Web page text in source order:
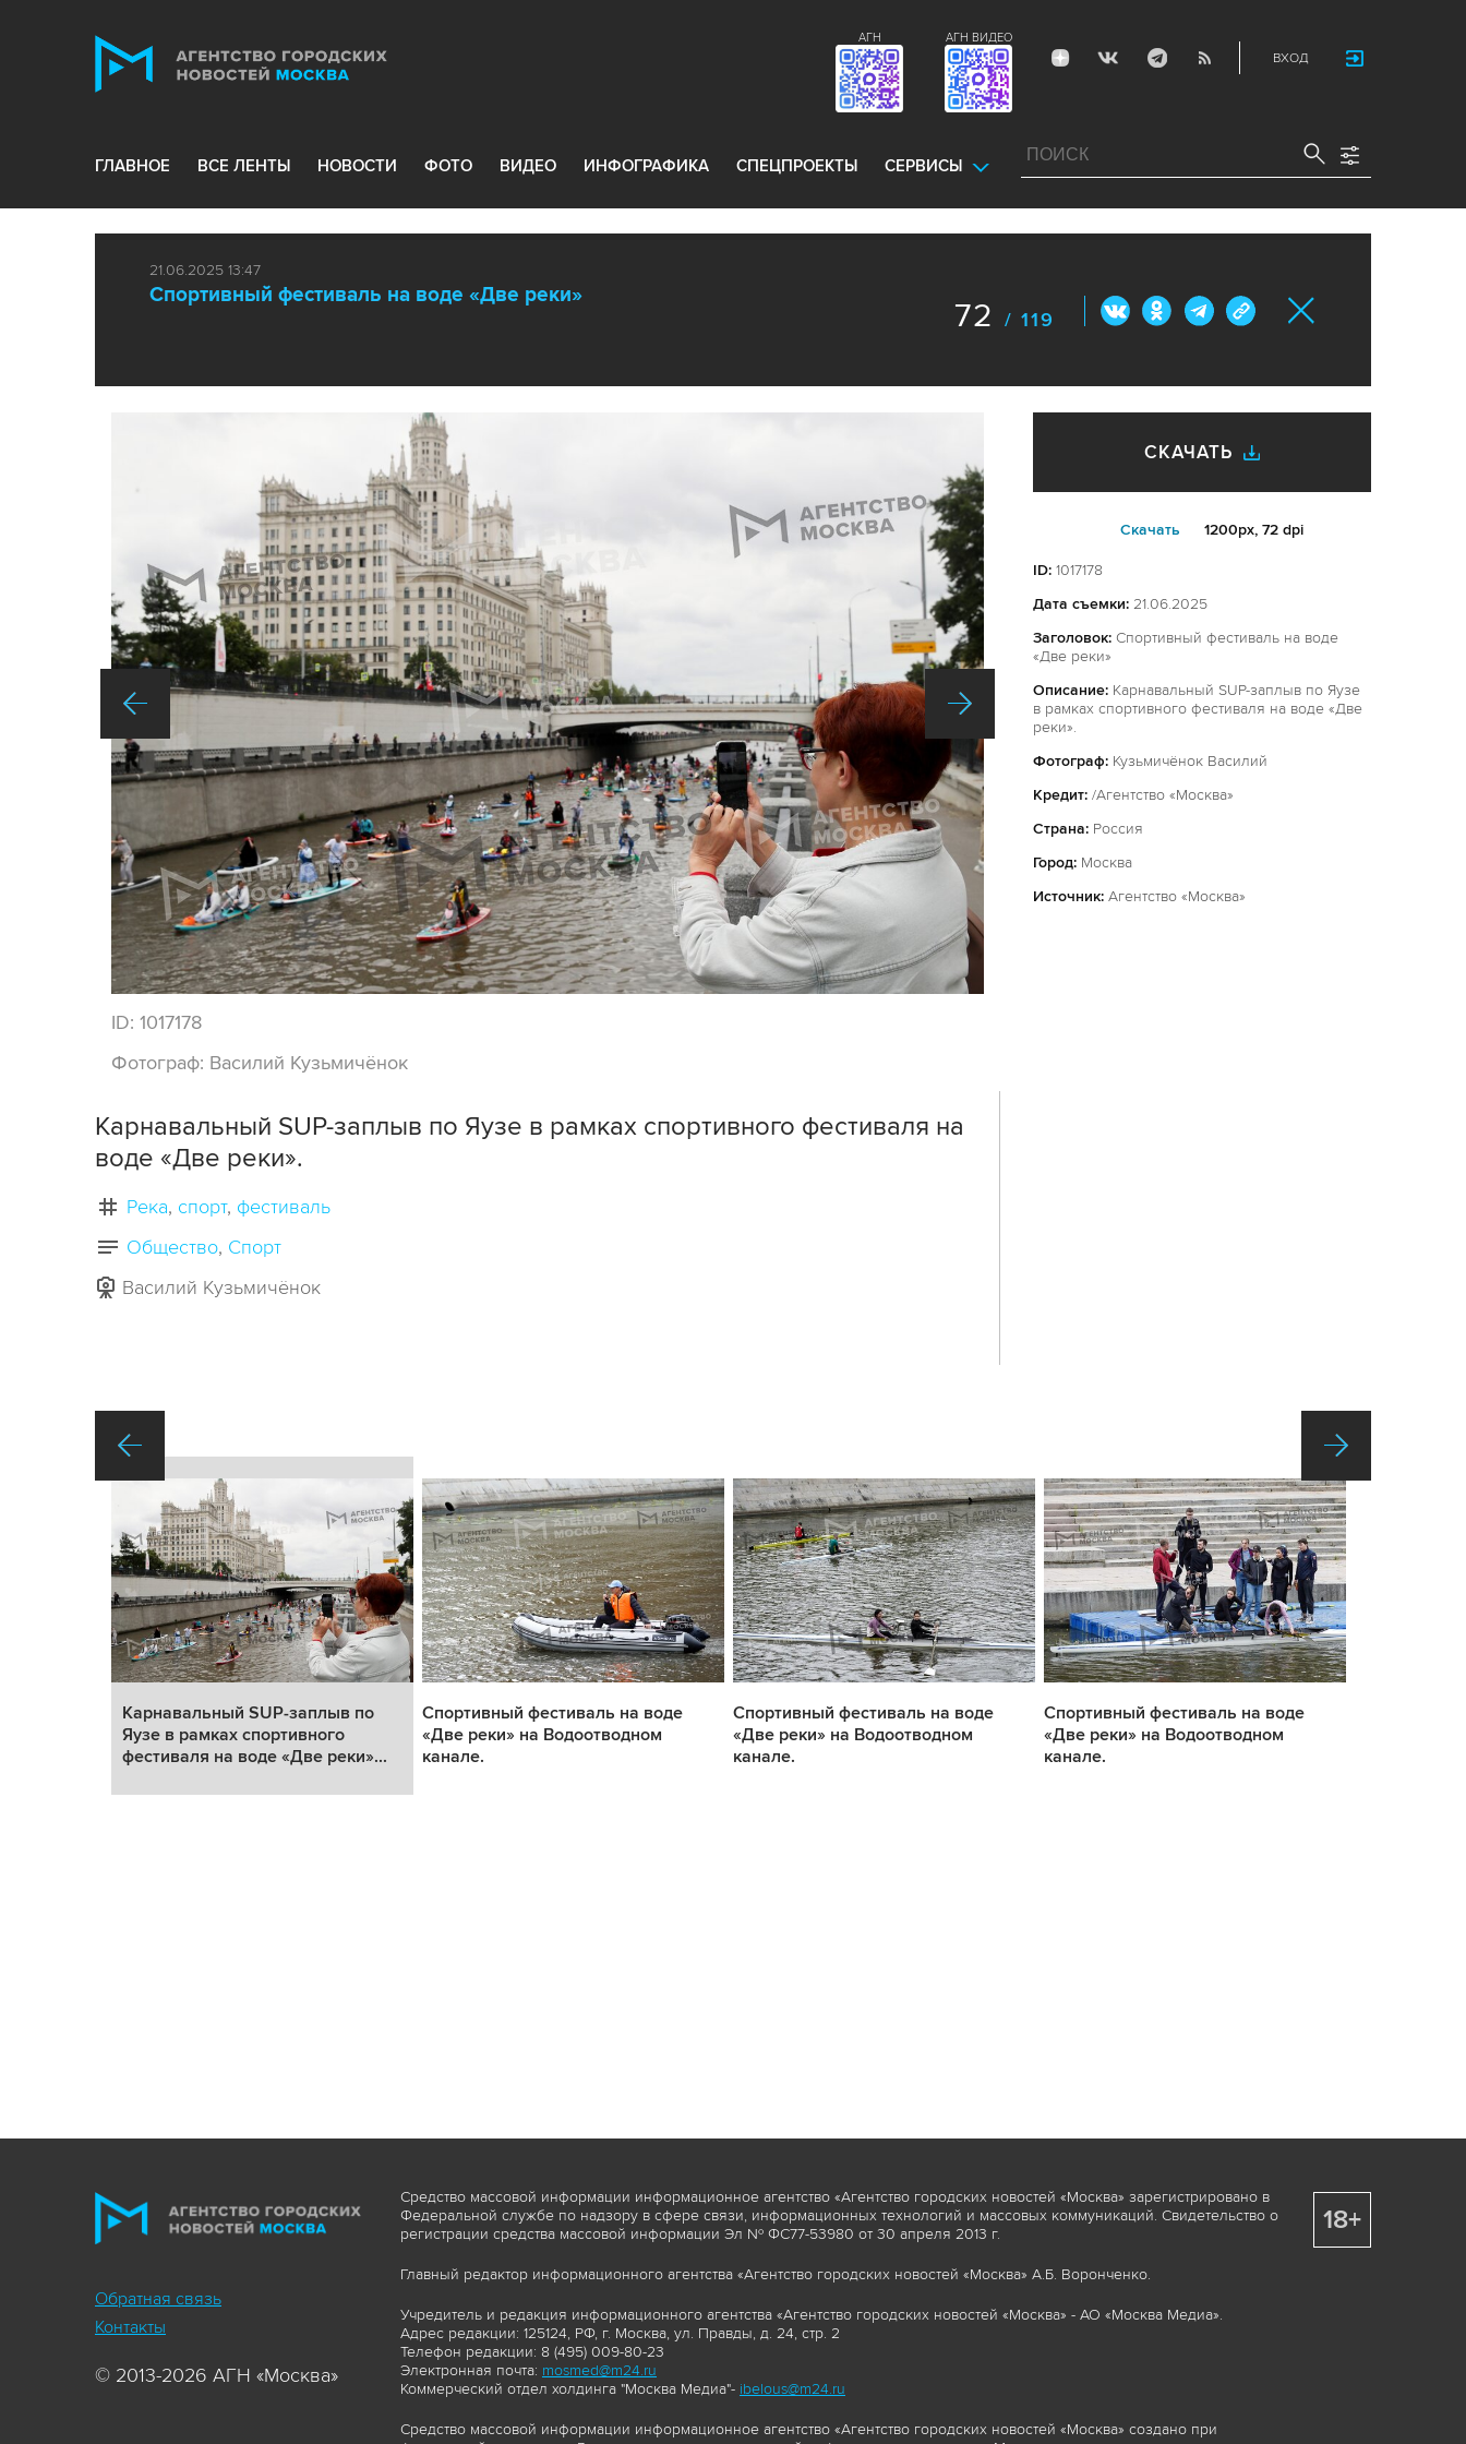
ВХОД
АГН ВИДЕО
АГН
ГЛАВНОЕ ВСЕ ЛЕНТЫ НОВОСТИ ФОТО ВИДЕО ИНФОГРАФИКА СПЕЦПРОЕКТЫ СЕРВИСЫ
21.06.2025 13:47
Спортивный фестиваль на воде «Две реки»
72 / 119
ID: 1017178
Фотограф: Василий Кузьмичёнок
СКАЧАТЬ
Cкачать 1200px, 72 dpi
ID: 1017178
Дата съемки: 21.06.2025
Заголовок: Спортивный фестиваль на воде
«Две реки»
Описание: Карнавальный SUP-заплыв по Яузе
в рамках спортивного фестиваля на воде «Две
реки».
Фотограф: Кузьмичёнок Василий
Кредит: /Агентство «Москва»
Страна: Россия
Город: Москва
Источник: Агентство «Москва»
Карнавальный SUP-заплыв по Яузе в рамках спортивного фестиваля на
воде «Две реки».
Река спорт фестиваль
Общество Спорт
Василий Кузьмичёнок
Карнавальный SUP-заплыв по
Яузе в рамках спортивного
фестиваля на воде «Две реки»...
Спортивный фестиваль на воде
«Две реки» на Водоотводном
канале.
Спортивный фестиваль на воде
«Две реки» на Водоотводном
канале.
Спортивный фестиваль на воде
«Две реки» на Водоотводном
канале.
Обратная связь
Контакты
© 2013-2026 АГН «Москва»
Средство массовой информации информационное агентство «Агентство городских новостей «Москва» зарегистрировано в
Федеральной службе по надзору в сфере связи, информационных технологий и массовых коммуникаций. Свидетельство о
регистрации средства массовой информации Эл № ФС77-53980 от 30 апреля 2013 г.
Главный редактор информационного агентства «Агентство городских новостей «Москва» А.Б. Воронченко.
Учредитель и редакция информационного агентства «Агентство городских новостей «Москва» - АО «Москва Медиа».
Адрес редакции: 125124, РФ, г. Москва, ул. Правды, д. 24, стр. 2
Телефон редакции: 8 (495) 009-80-23
Электронная почта: mosmed@m24.ru
Коммерческий отдел холдинга "Москва Медиа"- ibelous@m24.ru
Средство массовой информации информационное агентство «Агентство городских новостей «Москва» создано при
18+